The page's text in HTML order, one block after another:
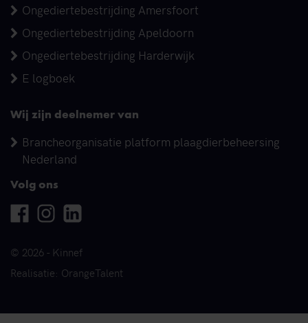
Ongediertebestrijding Amersfoort
Ongediertebestrijding Apeldoorn
Ongediertebestrijding Harderwijk
E logboek
Wij zijn deelnemer van
Brancheorganisatie platform plaagdierbeheersing
Nederland
Volg ons
Facebook
InstagramLinkedin
© 2026 - Kinnef
Realisatie: OrangeTalent